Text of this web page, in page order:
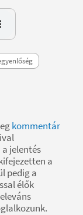
kommentár
jelentés
a
pedig a
élők